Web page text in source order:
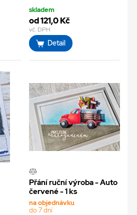
skladem
od 121,0 Kč
vč. DPH
Detail
Přání ruční výroba - Auto
červené - 1 ks
na objednávku
do 7 dní